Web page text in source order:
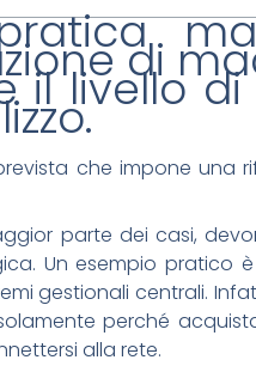
di
il livello di
che impone una
parte dei casi,
Un esempio pratico
gestionali centrali.
perché
alla rete.